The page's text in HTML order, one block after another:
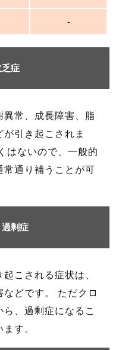
-
症
異常、成長障害、脂
引き起こされま
はないので、一般的
常通り補うことが可
剰症
こされる症状は、
どです。 ただクロ
、過剰症になるこ
す。